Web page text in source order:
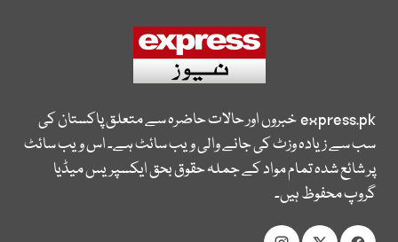
express.pkخبروں اور حالات حاضرہ سے متعلق پاکستان کی
سب سے زیادہ وزٹ کی جانے والی ویب سائٹ ہے۔ اس ویب سائٹ
پر شائع شدہ تمام مواد کے جملہ حقوق بحق ایکسپریس میڈیا
گروپ محفوظ ہیں۔